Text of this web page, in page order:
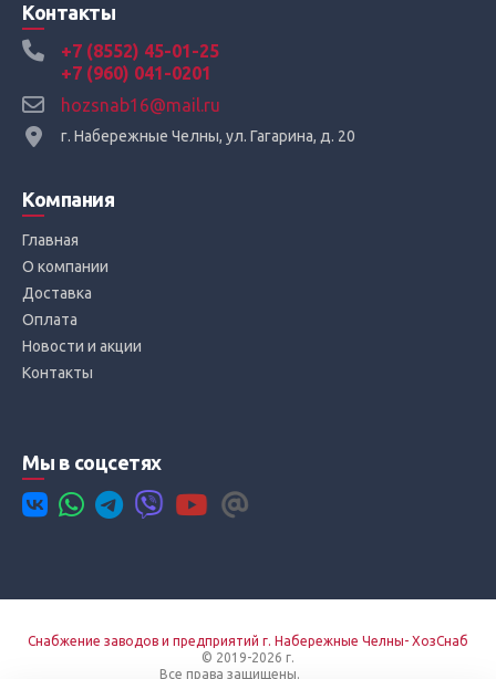
Контакты
+7 (8552) 45-01-25
+7 (960) 041-0201
hozsnab16@mail.ru
г. Набережные Челны, ул. Гагарина, д. 20
Компания
Главная
О компании
Доставка
Оплата
Новости и акции
Контакты
Мы в соцсетях
Снабжение заводов и предприятий г. Набережные Челны- ХозСнаб
© 2019-2026 г.
Все права защищены.